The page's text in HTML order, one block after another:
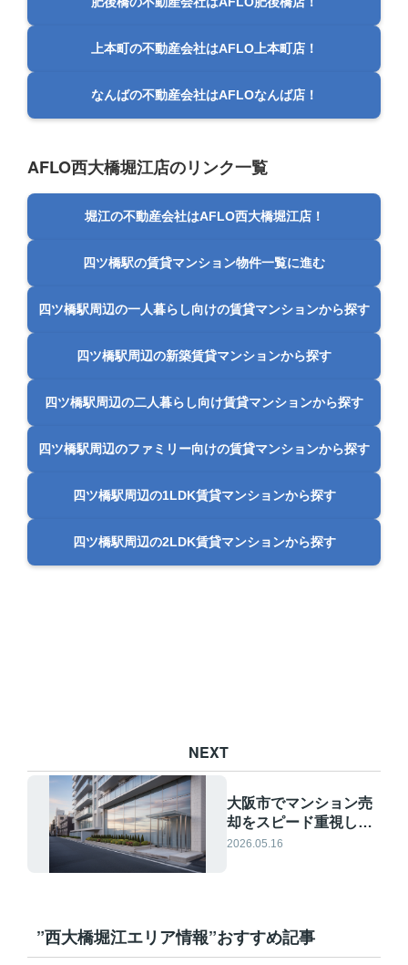
上本町の不動産会社はAFLO上本町店！
なんばの不動産会社はAFLOなんば店！
AFLO西大橋堀江店のリンク一覧
堀江の不動産会社はAFLO西大橋堀江店！
四ツ橋駅の賃貸マンション物件一覧に進む
四ツ橋駅周辺の一人暮らし向けの賃貸マンションから探す
四ツ橋駅周辺の新築賃貸マンションから探す
四ツ橋駅周辺の二人暮らし向け賃貸マンションから探す
四ツ橋駅周辺のファミリー向けの賃貸マンションから探す
四ツ橋駅周辺の1LDK賃貸マンションから探す
四ツ橋駅周辺の2LDK賃貸マンションから探す
NEXT
大阪市でマンション売
却をスピード重視した
い方へ？高く売る方法
2026.05.16
”西大橋堀江エリア情報”おすすめ記事